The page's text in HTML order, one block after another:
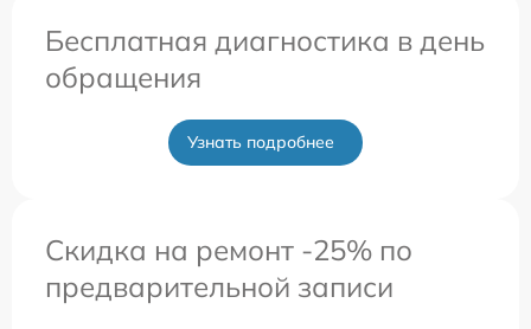
Бесплатная диагностика в день
обращения
Узнать подробнее
Скидка на ремонт -25% по
предварительной записи